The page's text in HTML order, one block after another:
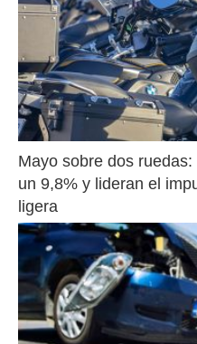
Mayo sobre dos
un 9,8% y lideran el
ligera